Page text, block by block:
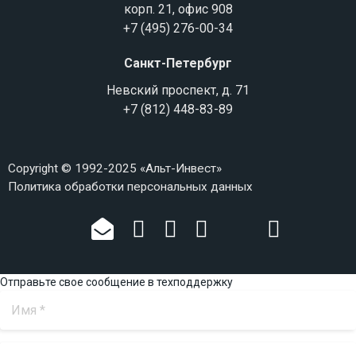
корп. 21, офис 908
+7 (495) 276-00-34
Санкт-Петербург
Невский проспект, д. 71
+7 (812) 448-83-89
Copyright © 1992-2025 «Альт-Инвест»
Политика обработки персональных данных
Отправьте свое сообщение в техподдержку